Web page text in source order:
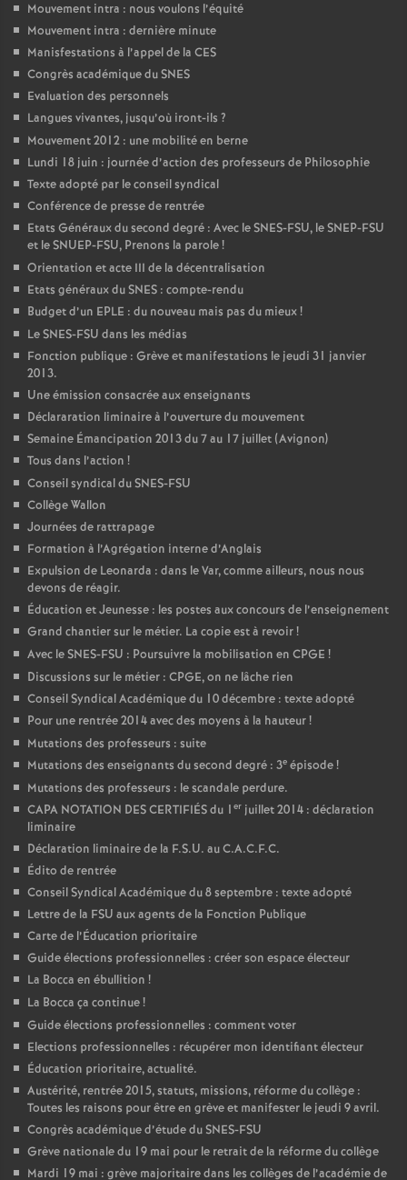
Mouvement intra : nous voulons l’équité
Mouvement intra : dernière minute
Manisfestations à l’appel de la CES
Congrès académique du SNES
Evaluation des personnels
Langues vivantes, jusqu’où iront-ils ?
Mouvement 2012 : une mobilité en berne
Lundi 18 juin : journée d’action des professeurs de Philosophie
Texte adopté par le conseil syndical
Conférence de presse de rentrée
Etats Généraux du second degré : Avec le SNES-FSU, le SNEP-FSU
et le SNUEP-FSU, Prenons la parole!
Orientation et acte III de la décentralisation
Etats généraux du SNES : compte-rendu
Budget d’un EPLE : du nouveau mais pas du mieux!
Le SNES-FSU dans les médias
Fonction publique : Grève et manifestations le jeudi 31 janvier
2013.
Une émission consacrée aux enseignants
Déclararation liminaire à l’ouverture du mouvement
Semaine Émancipation 2013 du 7 au 17 juillet (Avignon)
Tous dans l’action !
Conseil syndical du SNES-FSU
Collège Wallon
Journées de rattrapage
Formation à l’Agrégation interne d’Anglais
Expulsion de Leonarda : dans le Var, comme ailleurs, nous nous
devons de réagir.
Éducation et Jeunesse : les postes aux concours de l’enseignement
Grand chantier sur le métier. La copie est à revoir!
Avec le SNES-FSU : Poursuivre la mobilisation en CPGE !
Discussions sur le métier : CPGE, on ne lâche rien
Conseil Syndical Académique du 10 décembre : texte adopté
Pour une rentrée 2014 avec des moyens à la hauteur!
Mutations des professeurs : suite
Mutations des enseignants du second degré : 3e épisode!
Mutations des professeurs : le scandale perdure.
CAPA NOTATION DES CERTIFIÉS du 1 er juillet 2014 : déclaration
liminaire
Déclaration liminaire de la F.S.U. au C.A.C.F.C.
Édito de rentrée
Conseil Syndical Académique du 8 septembre : texte adopté
Lettre de la FSU aux agents de la Fonction Publique
Carte de l’Éducation prioritaire
Guide élections professionnelles : créer son espace électeur
La Bocca en ébullition !
La Bocca ça continue!
Guide élections professionnelles : comment voter
Elections professionnelles : récupérer mon identifiant électeur
Éducation prioritaire, actualité.
Austérité, rentrée 2015, statuts, missions, réforme du collège :
Toutes les raisons pour être en grève et manifester le jeudi 9 avril.
Congrès académique d’étude du SNES-FSU
Grève nationale du 19 mai pour le retrait de la réforme du collège
Mardi 19 mai : grève majoritaire dans les collèges de l’académie de